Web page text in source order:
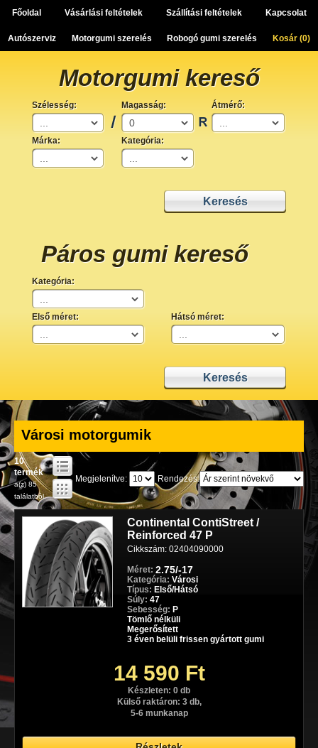
Főoldal Vásárlási feltételek Szállítási feltételek Kapcsolat
Autószerviz Motorgumi szerelés Robogó gumi szerelés Kosár (0)
Motorgumi kereső
Szélesség: Magasság: Átmérő:
Márka: Kategória:
Páros gumi kereső
Kategória:
Első méret: Hátsó méret:
Városi motorgumik
10
termék
a(z) 85
találatból.
Megjelenítve: Rendezés:
Continental ContiStreet /
Reinforced 47 P
Cikkszám: 02404090000
Méret: 2.75/-17
Kategória: Városi
Típus: Első/Hátsó
Súly: 47
Sebesség: P
Tömlő nélküli
Megerősített
3 éven belüli frissen gyártott gumi
14 590 Ft
Készleten: 0 db
Külső raktáron: 3 db,
5-6 munkanap